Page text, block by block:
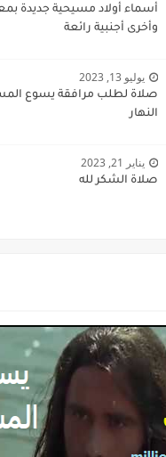
أسماء أولاد مسيحية جديدة
وأخرى أجنبية رائعة
يوليو 13, 2023
صلاة لطلب مرافقة يسوع
النهار
يناير 21, 2023
صلاة الشكر لله